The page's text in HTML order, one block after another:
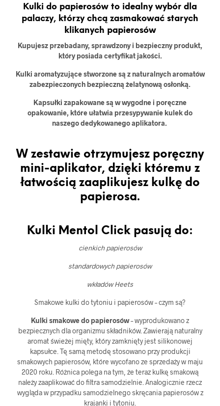
Kulki do papierosów to idealny wybór dla
palaczy, którzy chcą zasmakować starych
klikanych papierosów
Kupujesz przebadany, sprawdzony i bezpieczny produkt,
który posiada certyfikat jakości.
Kulki aromatyzujące stworzone są z naturalnych aromatów
zabezpieczonych bezpieczną żelatynową osłonką.
Kapsułki zapakowane są w wygodne i poręczne
opakowanie, które ułatwia przesypywanie kulek do
naszego dedykowanego aplikatora.
W zestawie otrzymujesz poręczny
mini-aplikator, dzięki któremu z
łatwością zaaplikujesz kulkę do
papierosa.
Kulki Mentol Click pasują do:
cienkich papierosów
standardowych papierosów
wkładów Heets
Smakowe kulki do tytoniu i papierosów – czym są?
Kulki smakowe do papierosów– wyprodukowano z
bezpiecznych dla organizmu składników. Zawierają naturalny
aromat świeżej mięty, który zamknięty jest silikonowej
kapsułce. Tę samą metodę stosowano przy produkcji
smakowych papierosów, które wycofano ze sprzedaży w maju
2020 roku. Różnica polega na tym, że teraz kulkę smakową
należy zaaplikować do filtra samodzielnie. Analogicznie rzecz
wygląda w przypadku samodzielnego skręcania papierosów z
krajanki i tytoniu.